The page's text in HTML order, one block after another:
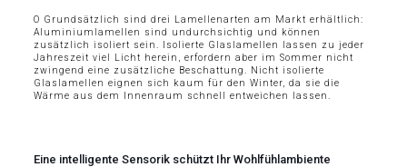
O Grundsätzlich sind drei Lamellenarten am Markt erhältlich:
Aluminiumlamellen sind undurchsichtig und können
zusätzlich isoliert sein. Isolierte Glaslamellen lassen zu jeder
Jahreszeit viel Licht herein, erfordern aber im Sommer nicht
zwingend eine zusätzliche Beschattung. Nicht isolierte
Glaslamellen eignen sich kaum für den Winter, da sie die
Wärme aus dem Innenraum schnell entweichen lassen.
Eine intelligente Sensorik schützt Ihr Wohlfühlambiente